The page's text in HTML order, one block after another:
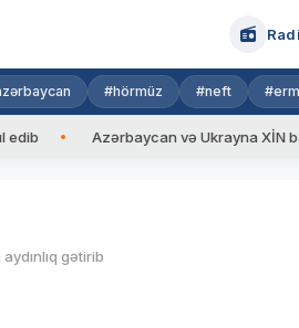
#hörmüz #neft
Azərbaycan və Ukrayna XİN başçıları
gətirib